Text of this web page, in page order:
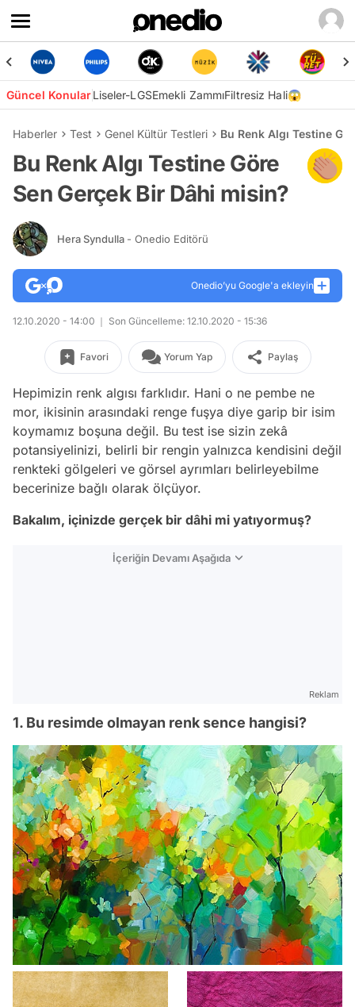
Güncel KonularLiseler-LGSEmekli ZammıFiltresiz Hali😱
Haberler Test Genel Kültür Testleri Bu Renk Algı Testine
Bu Renk Algı Testine Göre
Sen Gerçek Bir Dâhi misin?
Hera Syndulla - Onedio Editörü
Onedio’yu Google'a ekleyin
12.10.2020 - 14:00 Son Güncelleme: 12.10.2020 - 15:36
Favori Yorum Yap Paylaş
Hepimizin renk algısı farklıdır. Hani o ne pembe ne
mor, ikisinin arasındaki renge fuşya diye garip bir isim
koymamız boşuna değil. Bu test ise sizin zekâ
potansiyelinizi, belirli bir rengin yalnızca kendisini değil
renkteki gölgeleri ve görsel ayrımları belirleyebilme
becerinize bağlı olarak ölçüyor.
Bakalım, içinizde gerçek bir dâhi mi yatıyormuş?
İçeriğin Devamı Aşağıda
Reklam
1. Bu resimde olmayan renk sence hangisi?